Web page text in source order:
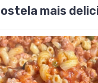
mais